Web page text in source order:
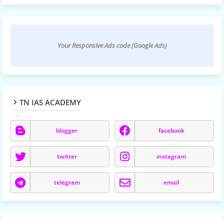
Your Responsive Ads code (Google Ads)
TN IAS ACADEMY
blogger facebook
twitter instagram
telegram email